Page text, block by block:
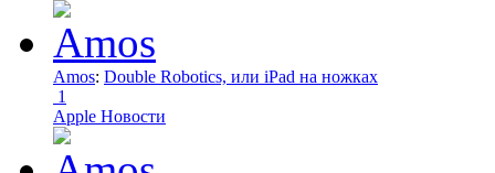
Amos: Double Robotics, или iPad на ножках
1
Apple Новости